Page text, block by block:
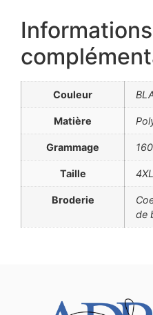
Informations
Couleur
Matière
Grammage
Taille
Broderie
de